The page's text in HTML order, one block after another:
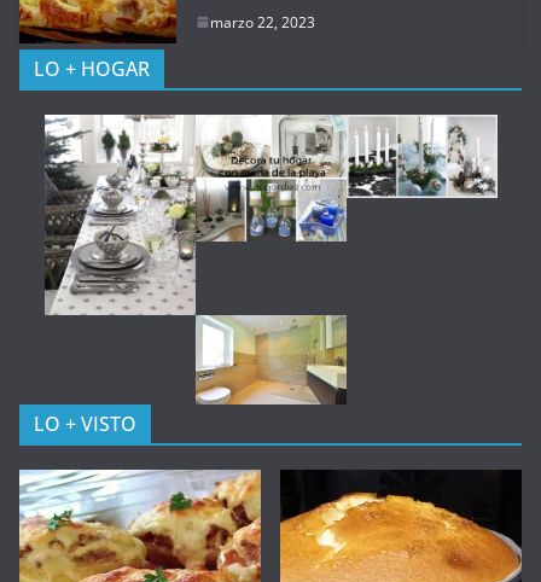
marzo 22, 2023
LO + HOGAR
LO + VISTO